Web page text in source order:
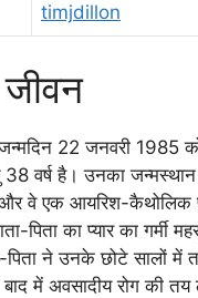
timjdillon
22 जनवरी 1985
वर्ष है। उनका
और वे एक आयरिश-कैथोलिक
पिता का प्यार का गर्मी
पिता ने उनके छोटे सालों में
में अवसादीय रोग की